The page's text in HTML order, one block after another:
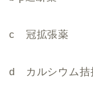
c 冠拡張薬
d カルシウム拮